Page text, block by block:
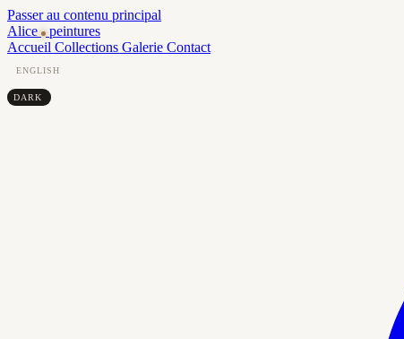
Passer au contenu principal
Alice
peintures
Accueil Collections Galerie Contact
ENGLISH
DARK